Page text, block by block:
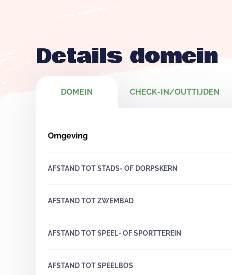
Details domein
DOMEIN CHECK-IN/OUTTIJDEN
Omgeving
AFSTAND TOT STADS- OF DORPSKERN
AFSTAND TOT ZWEMBAD
AFSTAND TOT SPEEL- OF SPORTTEREIN
AFSTAND TOT SPEELBOS